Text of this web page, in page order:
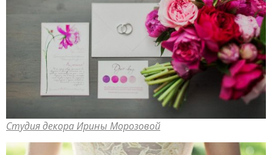
Студия декора Ирины Морозовой